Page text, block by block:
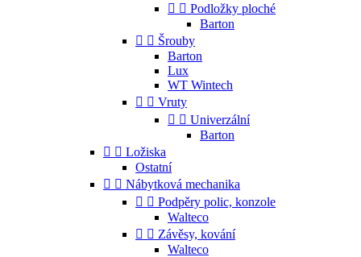
  Podložky ploché
Barton
  Šrouby
Barton
Lux
WT Wintech
  Vruty
  Univerzální
Barton
  Ložiska
Ostatní
  Nábytková mechanika
  Podpěry polic, konzole
Walteco
  Závěsy, kování
Walteco